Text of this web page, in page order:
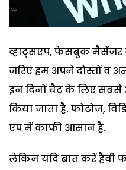
व्हाट्सएप, फेसबुक मैसेंजर
जरिए हम अपने दोस्तों व
इन दिनों चैट के लिए सबसे
किया जाता है. फोटोज,
एप में काफी आसान है.
लेकिन यदि बात करें हैवी